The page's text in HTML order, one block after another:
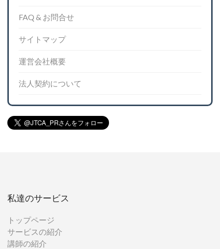
FAQ & お問合せ
サイトマップ
運営会社概要
法人契約について
私達のサービス
トップページ
サービスの紹介
講師の紹介